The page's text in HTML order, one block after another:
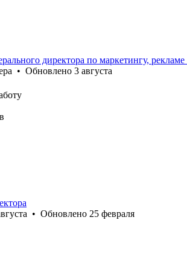
директора по маркетингу,
• Обновлено 3 августа
• Обновлено 25 февраля